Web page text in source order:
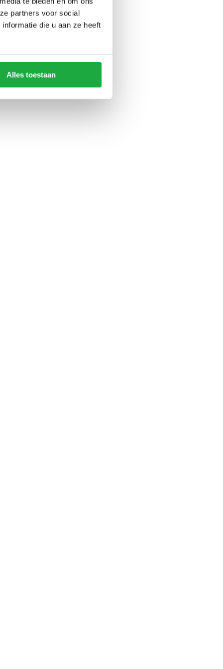
partners voor social
die u aan ze heeft
Alles toestaan